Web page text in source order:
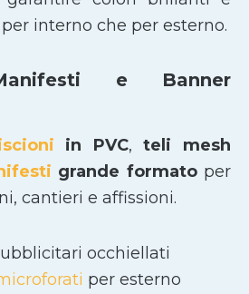
interno che per esterno.
e Banner
in PVC,teli mesh
grande formatoper
cantieri e affissioni.
occhiellati
per esterno